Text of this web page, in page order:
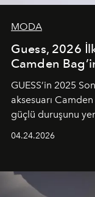
MODA
Guess, 2026
Camden
GUESS’in 2025
aksesuarı
güçlü duruşunu
04.24.2026